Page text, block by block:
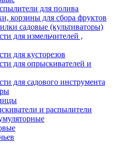
для полива
корзины для сбора фруктов
садовые (культиваторы)
для измельчителей ,
для кусторезов
для опрыскивателей и
для садового инструмента
и распылители